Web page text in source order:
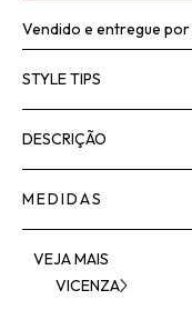
Vendido e entregue por
STYLE TIPS
DESCRIÇÃO
MEDIDAS
VEJA MAIS
VICENZA